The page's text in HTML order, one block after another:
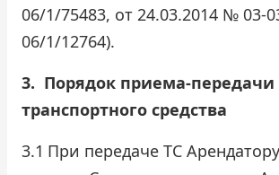
06/1/75483, от 24.03.2014 № 03-
06/1/12764).
3. Порядок приема-передачи
транспортного средства
3.1 При передаче ТС